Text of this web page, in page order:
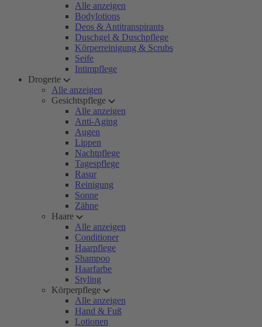
Alle anzeigen
Bodylotions
Deos & Antitranspirants
Duschgel & Duschpflege
Körperreinigung & Scrubs
Seife
Intimpflege
Drogerie
Alle anzeigen
Gesichtspflege
Alle anzeigen
Anti-Aging
Augen
Lippen
Nachtpflege
Tagespflege
Rasur
Reinigung
Sonne
Zähne
Haare
Alle anzeigen
Conditioner
Haarpflege
Shampoo
Haarfarbe
Styling
Körperpflege
Alle anzeigen
Hand & Fuß
Lotionen